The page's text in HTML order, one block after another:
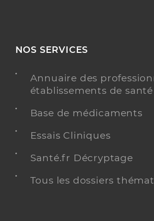
NOS SERVICES
Annuaire des
établissements de santé
Base de médicaments
Essais Cliniques
Santé.fr Décryptage
Tous les dossiers